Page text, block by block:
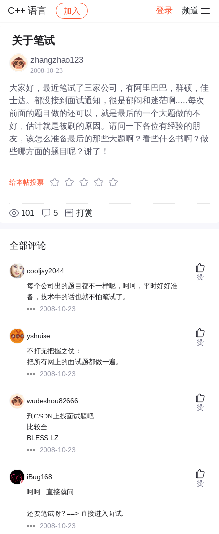
C++ 语言 加入 登录 频道
社区 C++ 语言
关于笔试
zhangzhao123
2008-10-23
大家好，最近笔试了三家公司，有阿里巴巴，群硕，佳
士达。都没接到面试通知，很是郁闷和迷茫啊.....每次
前面的题目做的还可以，就是最后的一个大题做的不
好，估计就是被刷的原因。请问一下各位有经验的朋
友，该怎么准备最后的那些大题啊？看些什么书啊？做
些哪方面的题目呢？谢了！
给本帖投票
101 5 打赏
全部评论
cooljay2044
每个公司出的题目都不一样呢，呵呵，平时好好准
备，技术牛的话也就不怕笔试了。
2008-10-23
赞
yshuise
不打无把握之仗：
把所有网上的面试题都做一遍。
2008-10-23
赞
wudeshou82666
到CSDN上找面试题吧
比较全
BLESS LZ
2008-10-23
赞
iBug168
呵呵...直接就问...
还要笔试呀? ==> 直接进入面试.
2008-10-23
赞